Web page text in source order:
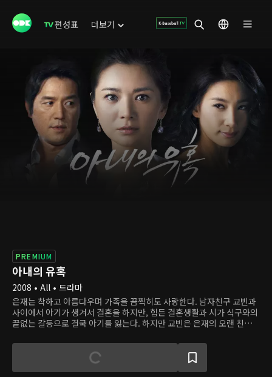
편성표 더보기
PREMIUM
아내의 유혹
2008 • All • 드라마
은재는 착하고 아름다우며 가족을 끔찍히도 사랑한다. 남자친구 교빈과
사이에서 아기가 생겨서 결혼을 하지만, 힘든 결혼생활과 시가 식구와의
끝없는 갈등으로 결국 아기를 잃는다. 하지만 교빈은 은재의 오랜 친구이
해 은재의 목숨을 위험에 빠뜨린다. 믿었던 사람들에게 모두 배신당하고
사고로 만신창이가 된 은재는 민현주 사장의 도움으로 목숨을 건지고 새
신분을 얻는다. 이제 민 사장의 딸 소희가 된 은재는 교빈과 애리, 교빈의